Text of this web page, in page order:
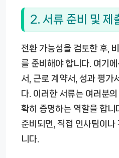
2. 서류 준비 및 제
전환 가능성을 검토한 후,
를 준비해야 합니다. 여기
서, 근로 계약서, 성과 평가
다. 이러한 서류는 여러분
확히 증명하는 역할을 합니
준비되면, 직접 인사팀이
니다.